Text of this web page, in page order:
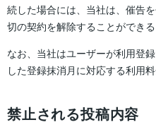
続した場合には、当社は、催告
切の契約を解除することができる
なお、当社はユーザーが利用登
した登録抹消月に対応する利用料
禁止される投稿内容